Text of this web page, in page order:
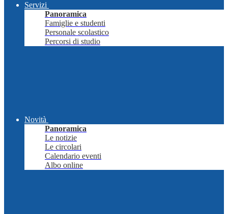
Servizi
Panoramica
Famiglie e studenti
Personale scolastico
Percorsi di studio
Novità
Panoramica
Le notizie
Le circolari
Calendario eventi
Albo online